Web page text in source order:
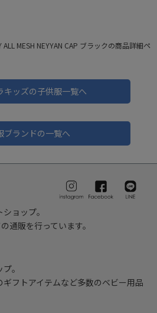
MESH NEYYAN CAP ブラックの商品詳細ペ
キッズの子供服一覧へ
ブランドの一覧へ
ョップ。
通販を行っています。
。
フトアイテムなど多数のベビー用品